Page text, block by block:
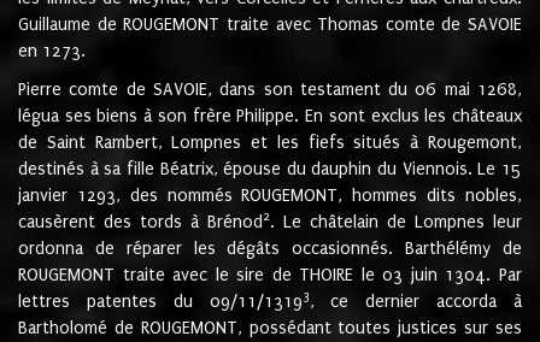
Guillaume de ROUGEMONT traite avec Thomas comte de SAVOIE
en 1273.
Pierre comte de SAVOIE, dans son testament du 06 mai 1268,
légua ses biens à son frère Philippe. En sont exclus les châteaux
de Saint Rambert, Lompnes et les fiefs situés à Rougemont,
destinés à sa fille Béatrix, épouse du dauphin du Viennois. Le 15
janvier 1293, des nommés ROUGEMONT, hommes dits nobles,
causèrent des tords à Brénod 2. Le châtelain de Lompnes leur
ordonna de réparer les dégâts occasionnés. Barthélémy de
ROUGEMONT traite avec le sire de THOIRE le 03 juin 1304. Par
lettres patentes du 09/11/13193, ce dernier accorda à
Bartholomé de ROUGEMONT, possédant toutes justices sur ses